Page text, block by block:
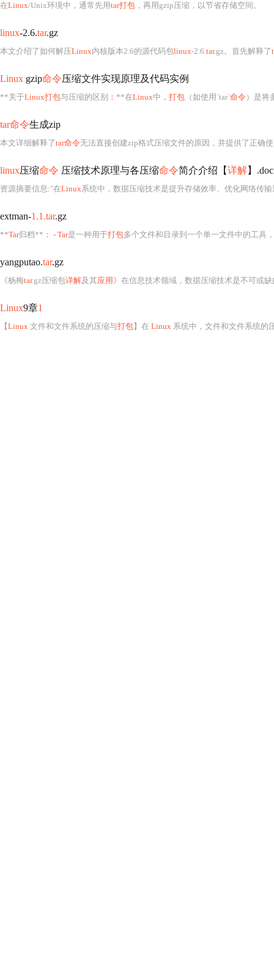
在Linux/Unix环境中，通常先用tar打包 ，再用gzip压缩，以节省存储空间。
linux-2.6.tar.gz
本文介绍了如何解压Linux内核版本2.6的源代码包linux-2.6.tar.gz。首先解释了
Linux gzip命令压缩文件实现原理及代码实例
**关于Linux打包与压缩的区别 ： **在Linux中， 打包 （如使用`tar`命令）是将多个文
tar命令生成zip
本文详细解释了tar命令无法直接创建zip格式压缩文件的原因，并提供了正确
linux压缩命令 压缩技术原理与各压缩命令简介介绍【详解】
资源摘要信息:"在Linux系统中，数据压缩技术是提升存储效率、优化网络传
extman-1.1.tar.gz
**Tar归档** ： - Tar是一种用于打包多个文件和目录到一个单一文件中的工具
yangputao.tar.gz
《杨梅tar.gz压缩包详解及其应用 》在信息技术领域，数据压缩技术是不可或缺的
Linux9章1
【Linux 文件和文件系统的压缩与打包】在 Linux 系统中，文件和文件系统的